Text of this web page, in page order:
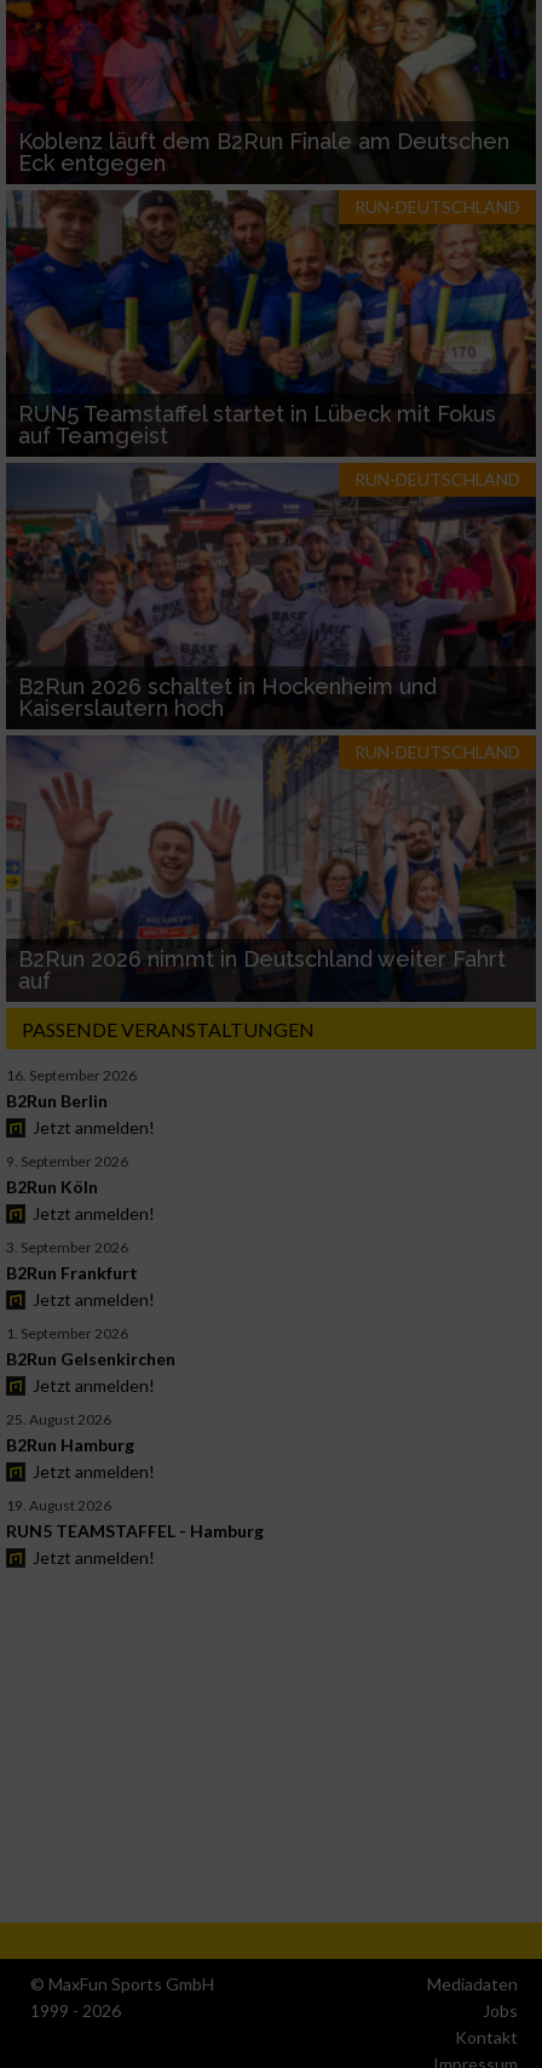
Koblenz läuft dem B2Run Finale am Deutschen
Eck entgegen
RUN-DEUTSCHLAND
RUN5 Teamstaffel startet in Lübeck mit Fokus
auf Teamgeist
RUN-DEUTSCHLAND
B2Run 2026 schaltet in Hockenheim und
Kaiserslautern hoch
RUN-DEUTSCHLAND
B2Run 2026 nimmt in Deutschland weiter Fahrt
auf
PASSENDE VERANSTALTUNGEN
16. September 2026
B2Run Berlin
Jetzt anmelden!
9. September 2026
B2Run Köln
Jetzt anmelden!
3. September 2026
B2Run Frankfurt
Jetzt anmelden!
1. September 2026
B2Run Gelsenkirchen
Jetzt anmelden!
25. August 2026
B2Run Hamburg
Jetzt anmelden!
19. August 2026
RUN5 TEAMSTAFFEL - Hamburg
Jetzt anmelden!
© MaxFun Sports GmbH
1999 - 2026
Mediadaten
Jobs
Kontakt